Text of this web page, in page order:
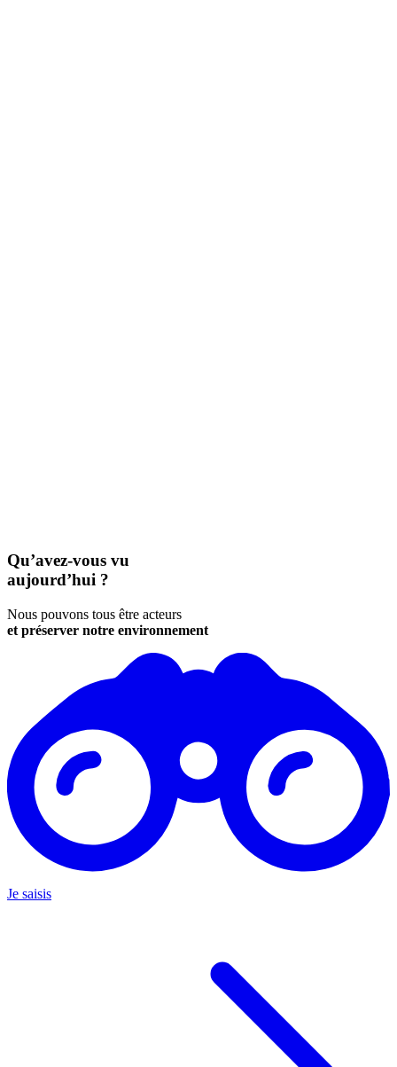
Qu’avez-vous vu
aujourd’hui ?
Nous pouvons tous être acteurs
et préserver notre environnement
Je saisis